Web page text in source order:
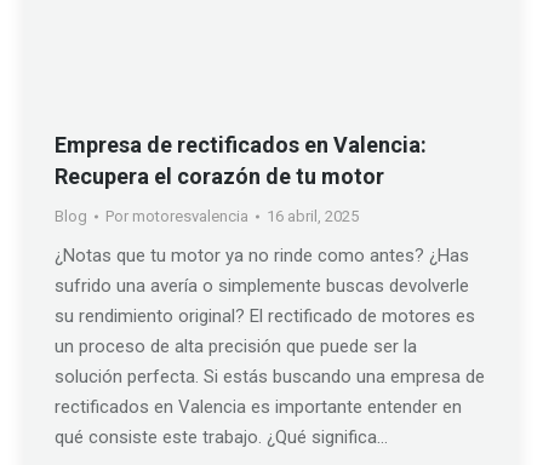
Empresa de rectificados en Valencia:
Recupera el corazón de tu motor
Blog Por motoresvalencia 16 abril, 2025
¿Notas que tu motor ya no rinde como antes? ¿Has
sufrido una avería o simplemente buscas devolverle
su rendimiento original? El rectificado de motores es
un proceso de alta precisión que puede ser la
solución perfecta. Si estás buscando una empresa de
rectificados en Valencia es importante entender en
qué consiste este trabajo. ¿Qué significa…